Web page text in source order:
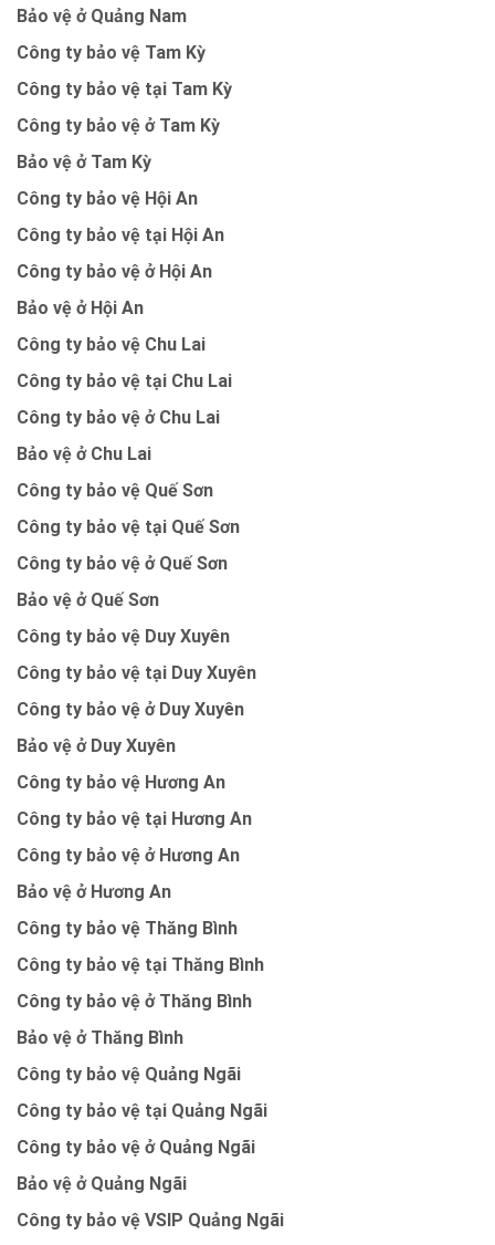
Bảo vệ ở Quảng Nam
Công ty bảo vệ Tam Kỳ
Công ty bảo vệ tại Tam Kỳ
Công ty bảo vệ ở Tam Kỳ
Bảo vệ ở Tam Kỳ
Công ty bảo vệ Hội An
Công ty bảo vệ tại Hội An
Công ty bảo vệ ở Hội An
Bảo vệ ở Hội An
Công ty bảo vệ Chu Lai
Công ty bảo vệ tại Chu Lai
Công ty bảo vệ ở Chu Lai
Bảo vệ ở Chu Lai
Công ty bảo vệ Quế Sơn
Công ty bảo vệ tại Quế Sơn
Công ty bảo vệ ở Quế Sơn
Bảo vệ ở Quế Sơn
Công ty bảo vệ Duy Xuyên
Công ty bảo vệ tại Duy Xuyên
Công ty bảo vệ ở Duy Xuyên
Bảo vệ ở Duy Xuyên
Công ty bảo vệ Hương An
Công ty bảo vệ tại Hương An
Công ty bảo vệ ở Hương An
Bảo vệ ở Hương An
Công ty bảo vệ Thăng Bình
Công ty bảo vệ tại Thăng Bình
Công ty bảo vệ ở Thăng Bình
Bảo vệ ở Thăng Bình
Công ty bảo vệ Quảng Ngãi
Công ty bảo vệ tại Quảng Ngãi
Công ty bảo vệ ở Quảng Ngãi
Bảo vệ ở Quảng Ngãi
Công ty bảo vệ VSIP Quảng Ngãi